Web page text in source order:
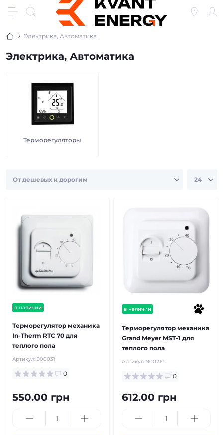
Электрика, Автоматика
Электрика, Автоматика
Терморегуляторы
в наличии
Терморегулятор механика
In-Therm RTC 70 для
теплого пола
Артикул: 900031
0
550.00 грн
в наличии
Терморегулятор механика
Grand Meyer MST-1 для
теплого пола
Артикул: 900210
0
612.00 грн